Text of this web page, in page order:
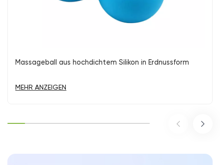
Schnelligkeitstrainingsset mit verstellbaren Agility-
MEHR ANZEIGEN
Massageball aus hochdichtem Silikon in Erdnussform
MEHR ANZEIGEN
Große Silikon-Badekappen für langes Haar
MEHR ANZEIGEN
Schnelligkeitstrainingsset mit verstellbaren Agility-
MEHR ANZEIGEN
Massageball aus hochdichtem Silikon in Erdnussform
MEHR ANZEIGEN